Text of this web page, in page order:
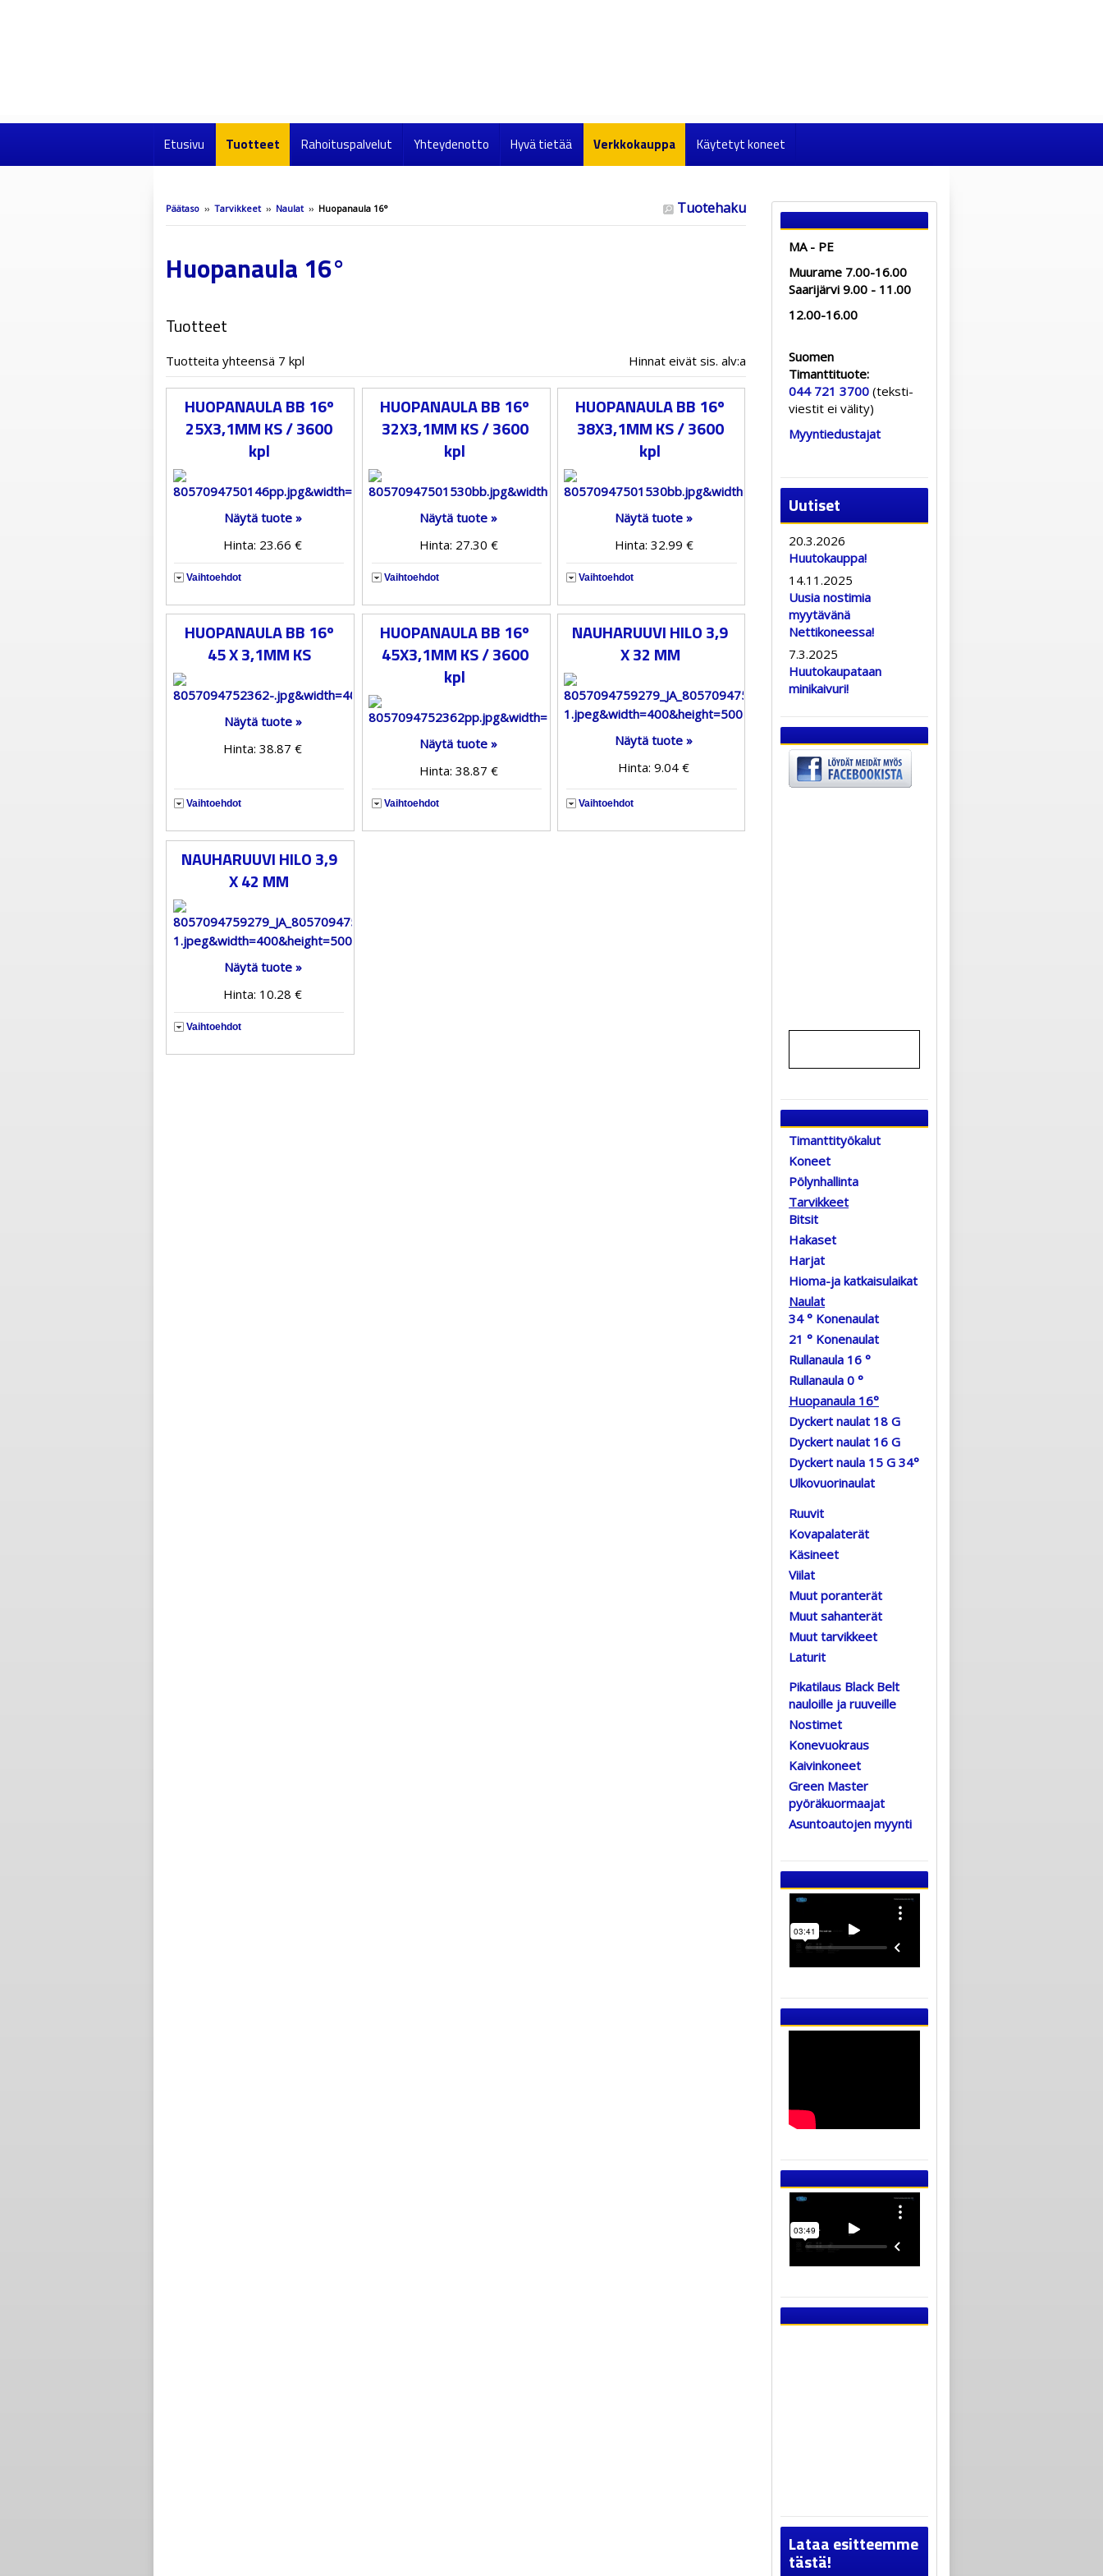
Etusivu Tuotteet Rahoituspalvelut Yhteydenotto Hyvä tietää Verkkokauppa Käytetyt koneet
Tuotehaku
Päätaso ›› Tarvikkeet›› Naulat›› Huopanaula 16°
Huopanaula 16°
Tuotteet
Tuotteita yhteensä 7 kpl Hinnat eivät sis. alv:a
HUOPANAULA BB 16º
25X3,1MM KS / 3600
kpl
Näytä tuote »
Hinta: 23.66 €
Vaihtoehdot
HUOPANAULA BB 16º
32X3,1MM KS / 3600
kpl
Näytä tuote »
Hinta: 27.30 €
Vaihtoehdot
HUOPANAULA BB 16º
38X3,1MM KS / 3600
kpl
Näytä tuote »
Hinta: 32.99 €
Vaihtoehdot
HUOPANAULA BB 16º
45 X 3,1MM KS
Näytä tuote »
Hinta: 38.87 €
Vaihtoehdot
HUOPANAULA BB 16º
45X3,1MM KS / 3600
kpl
Näytä tuote »
Hinta: 38.87 €
Vaihtoehdot
NAUHARUUVI HILO 3,9
X 32 MM
Näytä tuote »
Hinta: 9.04 €
Vaihtoehdot
NAUHARUUVI HILO 3,9
X 42 MM
Näytä tuote »
Hinta: 10.28 €
Vaihtoehdot
MA - PE
Muurame 7.00-16.00
Saarijärvi 9.00 - 11.00
12.00-16.00
Suomen
Timanttituote:
044 721 3700 (teksti-
viestit ei välity)
Myyntiedustajat
Uutiset
20.3.2026
Huutokauppa!
14.11.2025
Uusia nostimia
myytävänä
Nettikoneessa!
7.3.2025
Huutokaupataan
minikaivuri!
Timanttityökalut
Koneet
Pölynhallinta
Tarvikkeet
Bitsit
Hakaset
Harjat
Hioma-ja katkaisulaikat
Naulat
34 ° Konenaulat
21 ° Konenaulat
Rullanaula 16 °
Rullanaula 0 °
Huopanaula 16°
Dyckert naulat 18 G
Dyckert naulat 16 G
Dyckert naula 15 G 34°
Ulkovuorinaulat
Ruuvit
Kovapalaterät
Käsineet
Viilat
Muut poranterät
Muut sahanterät
Muut tarvikkeet
Laturit
Pikatilaus Black Belt
nauloille ja ruuveille
Nostimet
Konevuokraus
Kaivinkoneet
Green Master
pyöräkuormaajat
Asuntoautojen myynti
Lataa esitteemme
tästä!